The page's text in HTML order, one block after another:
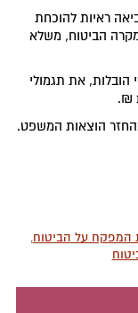
ראיות להוכחת
הביטוח, משלא
את תגמולי
המפקח על הביטוח,